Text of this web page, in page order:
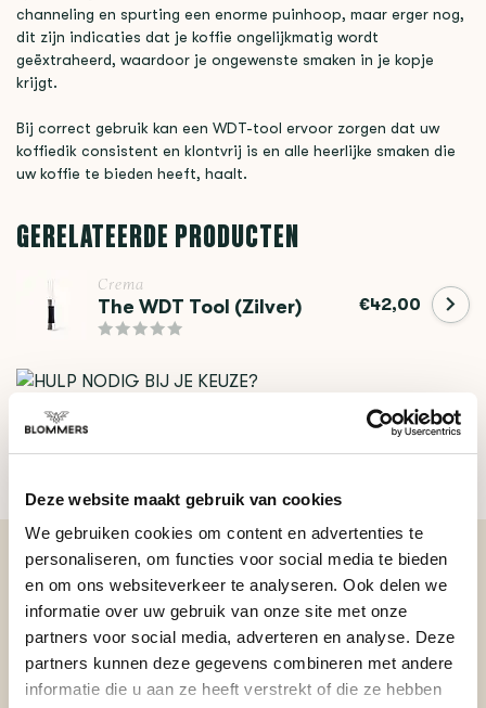
Deze website maakt gebruik van cookies
We gebruiken cookies om content en advertenties te
personaliseren, om functies voor social media te bieden
en om ons websiteverkeer te analyseren. Ook delen we
informatie over uw gebruik van onze site met onze
partners voor social media, adverteren en analyse. Deze
partners kunnen deze gegevens combineren met andere
informatie die u aan ze heeft verstrekt of die ze hebben
channeling en spurting een enorme puinhoop, maar erger nog,
dit zijn indicaties dat je koffie ongelijkmatig wordt
geëxtraheerd, waardoor je ongewenste smaken in je kopje
krijgt.
Bij correct gebruik kan een WDT-tool ervoor zorgen dat uw
koffiedik consistent en klontvrij is en alle heerlijke smaken die
uw koffie te bieden heeft, haalt.
GERELATEERDE PRODUCTEN
Crema
The WDT Tool (Zilver) €42,00
HULP NODIG BIJ JE KEUZE?
Stel je vraag
BEKIJK ONZE REVIEWS
REVIEWS Je beoordeling toevoegen